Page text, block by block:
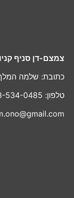
צמצם-דן סניף
כתובת: שלמה המלך
טלפון: 03-534-0485